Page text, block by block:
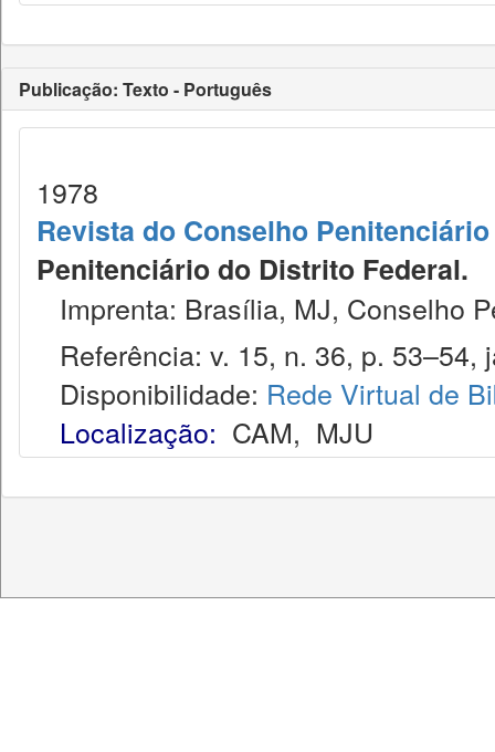
Publicação: Texto - Português
1978
Revista do Conselho
Penitenciário do Distrito Federal.
Imprenta: Brasília, MJ, Conselho
Referência: v. 15, n. 36, p. 53–54,
Disponibilidade: Rede Virtual de
Localização: CAM, MJU